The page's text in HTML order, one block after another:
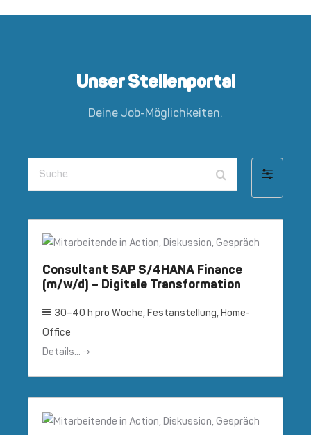
Unser Stellenportal
Deine Job-Möglichkeiten.
Suche
Filter
by
Consultant SAP S/4HANA Finance
(m/w/d) – Digitale Transformation
30–40 h pro Woche Festanstellung Home-
Office
Details...